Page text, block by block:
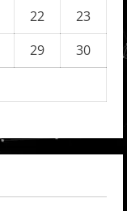
22
23
29
30